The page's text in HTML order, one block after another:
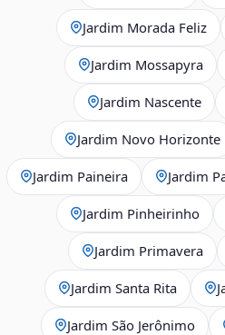
Jardim Morada Feliz
Jardim Mossapyra
Jardim Nascente
Jardim Novo Horizonte
Jardim Paineira Jardim
Jardim Pinheirinho
Jardim Primavera
Jardim Santa Rita
Jardim São Jerônimo